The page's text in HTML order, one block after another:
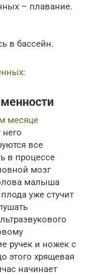
– плавание.
в бассейн.
:
месяце
него
все
в процессе
мозг
малыша
уже стучит
ручек и ножек с
этого хрящевая
начинает